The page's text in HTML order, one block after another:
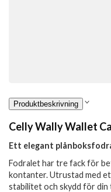
Produktbeskrivning
Celly Wally Wallet
Ett elegant
Fodralet har tre fack för
kontanter. Utrustad med
stabilitet och skydd för din